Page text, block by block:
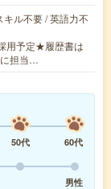
ル不要 / 英語力不
用予定★履歴書は
担当…
50代
60代
男性